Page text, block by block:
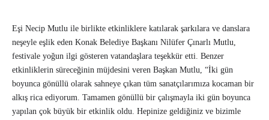
Eşi Necip Mutlu ile birlikte etkinliklere katılarak şarkılara ve danslara
neşeyle eşlik eden Konak Belediye Başkanı Nilüfer Çınarlı Mutlu,
festivale yoğun ilgi gösteren vatandaşlara teşekkür etti. Benzer
etkinliklerin süreceğinin müjdesini veren Başkan Mutlu, “İki gün
boyunca gönüllü olarak sahneye çıkan tüm sanatçılarımıza kocaman bir
alkış rica ediyorum. Tamamen gönüllü bir çalışmayla iki gün boyunca
yapılan çok büyük bir etkinlik oldu. Hepinize geldiğiniz ve bizimle